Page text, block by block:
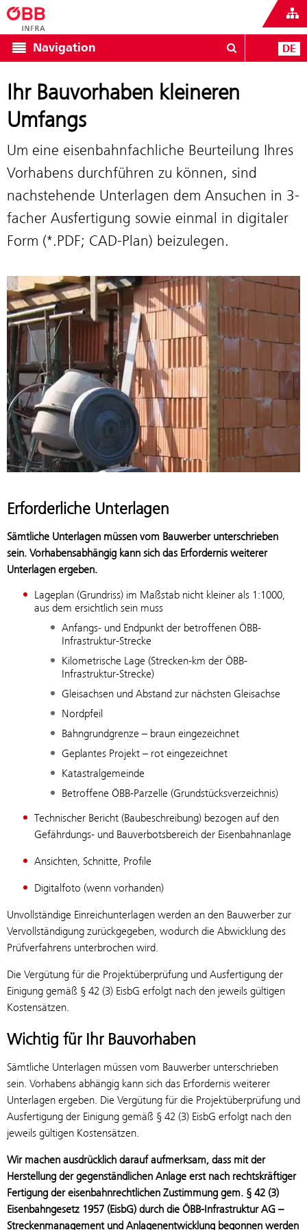
Navigation DE
Ihr Bauvorhaben kleineren
Umfangs
Um eine eisenbahnfachliche Beurteilung Ihres
Vorhabens durchführen zu können, sind
nachstehende Unterlagen dem Ansuchen in 3-
facher Ausfertigung sowie einmal in digitaler
Form (*.PDF; CAD-Plan) beizulegen.
Erforderliche Unterlagen
Sämtliche Unterlagen müssen vom Bauwerber unterschrieben
sein. Vorhabensabhängig kann sich das Erfordernis weiterer
Unterlagen ergeben.
Lageplan (Grundriss) im Maßstab nicht kleiner als 1:1000,
aus dem ersichtlich sein muss
Anfangs- und Endpunkt der betroffenen ÖBB-
Infrastruktur-Strecke
Kilometrische Lage (Strecken-km der ÖBB-
Infrastruktur-Strecke)
Gleisachsen und Abstand zur nächsten Gleisachse
Nordpfeil
Bahngrundgrenze – braun eingezeichnet
Geplantes Projekt – rot eingezeichnet
Katastralgemeinde
Betroffene ÖBB-Parzelle (Grundstücksverzeichnis)
Technischer Bericht (Baubeschreibung) bezogen auf den
Gefährdungs- und Bauverbotsbereich der Eisenbahnanlage
Ansichten, Schnitte, Profile
Digitalfoto (wenn vorhanden)
Unvollständige Einreichunterlagen werden an den Bauwerber zur
Vervollständigung zurückgegeben, wodurch die Abwicklung des
Prüfverfahrens unterbrochen wird.
Die Vergütung für die Projektüberprüfung und Ausfertigung der
Einigung gemäß § 42 (3) EisbG erfolgt nach den jeweils gültigen
Kostensätzen.
Wichtig für Ihr Bauvorhaben
Sämtliche Unterlagen müssen vom Bauwerber unterschrieben
sein. Vorhabens abhängig kann sich das Erfordernis weiterer
Unterlagen ergeben. Die Vergütung für die Projektüberprüfung und
Ausfertigung der Einigung gemäß § 42 (3) EisbG erfolgt nach den
jeweils gültigen Kostensätzen.
Wir machen ausdrücklich darauf aufmerksam, dass mit der
Herstellung der gegenständlichen Anlage erst nach rechtskräftiger
Fertigung der eisenbahnrechtlichen Zustimmung gem. § 42 (3)
Eisenbahngesetz 1957 (EisbG) durch die ÖBB-Infrastruktur AG –
Streckenmanagement und Anlagenentwicklung begonnen werden